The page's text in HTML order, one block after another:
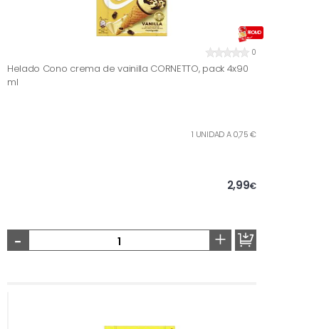
PROMO
0
Helado Cono crema de vainilla CORNETTO, pack 4x90
ml
1 UNIDAD A 0,75 €
2,99€
- +